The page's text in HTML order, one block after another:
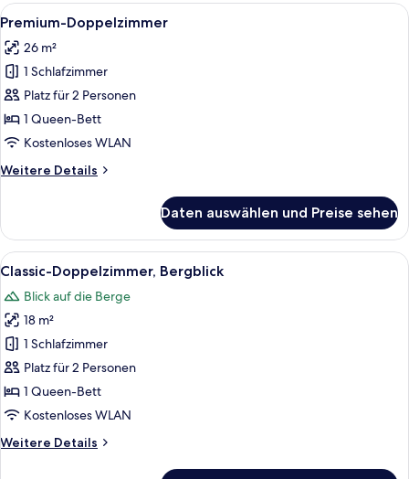
Alle
Fotos
für
Premium-
Doppelzimmer
anzeigen
Ein modernes Hotelzimmer mit Bett,
9
Premium-Doppelzimmer
26 m²
1 Schlafzimmer
Platz für 2 Personen
1 Queen-Bett
Kostenloses WLAN
Weitere Details
Weitere
Doppelzimmer
Daten auswählen und Preise sehen
Alle
Fotos
für
Classic-
Doppelzimmer,
Bergblick
anzeigen
Ein Hotelzimmer mit Bett,
6
Classic-Doppelzimmer, Bergblick
Blick auf die Berge
18 m²
1 Schlafzimmer
Platz für 2 Personen
1 Queen-Bett
Kostenloses WLAN
Weitere Details
Weitere